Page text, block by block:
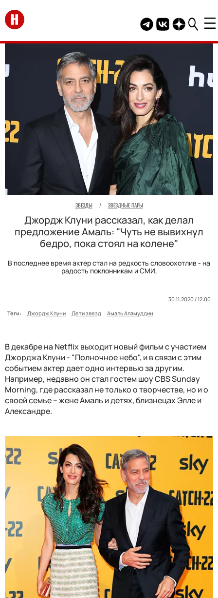
Перейти на главную
Telegram канал
Группа HELLO
Канал
ЗВЕЗДЫ / ЗВЕЗДНЫЕ ПАРЫ
Джордж Клуни рассказал, как делал
предложение Амаль: "Чуть не вывихнул
бедро, пока стоял на колене"
В последнее время актер стал на редкость словоохотлив - на
радость поклонникам и СМИ,
30.11.2020 / 12:00
Теги:
Джордж Клуни Дети звезд Амаль Аламуддин
В декабре на Netflix выходит новый фильм с участием
Джорджа Клуни - "Полночное небо", и в связи с этим
событием актер дает одно интервью за другим.
Например, недавно он стал гостем шоу CBS Sunday
Morning, где рассказал не только о творчестве, но и о
своей семье – жене Амаль и детях, близнецах Элле и
Александре.